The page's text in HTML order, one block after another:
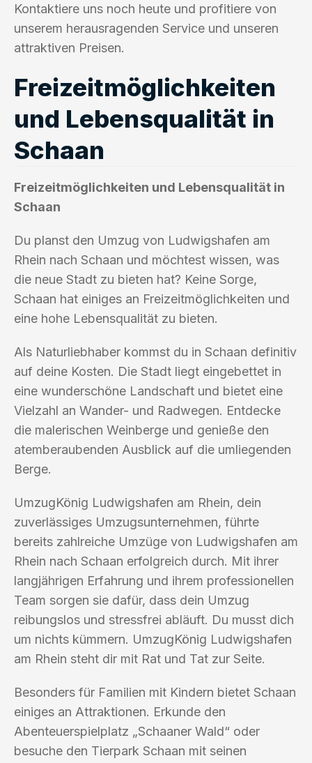
Kontaktiere uns noch heute und profitiere von
unserem herausragenden Service und unseren
attraktiven Preisen.
Freizeitmöglichkeiten
und Lebensqualität in
Schaan
Freizeitmöglichkeiten und Lebensqualität in
Schaan
Du planst den Umzug von Ludwigshafen am
Rhein nach Schaan und möchtest wissen, was
die neue Stadt zu bieten hat? Keine Sorge,
Schaan hat einiges an Freizeitmöglichkeiten und
eine hohe Lebensqualität zu bieten.
Als Naturliebhaber kommst du in Schaan definitiv
auf deine Kosten. Die Stadt liegt eingebettet in
eine wunderschöne Landschaft und bietet eine
Vielzahl an Wander- und Radwegen. Entdecke
die malerischen Weinberge und genieße den
atemberaubenden Ausblick auf die umliegenden
Berge.
UmzugKönig Ludwigshafen am Rhein, dein
zuverlässiges Umzugsunternehmen, führte
bereits zahlreiche Umzüge von Ludwigshafen am
Rhein nach Schaan erfolgreich durch. Mit ihrer
langjährigen Erfahrung und ihrem professionellen
Team sorgen sie dafür, dass dein Umzug
reibungslos und stressfrei abläuft. Du musst dich
um nichts kümmern. UmzugKönig Ludwigshafen
am Rhein steht dir mit Rat und Tat zur Seite.
Besonders für Familien mit Kindern bietet Schaan
einiges an Attraktionen. Erkunde den
Abenteuerspielplatz „Schaaner Wald“ oder
besuche den Tierpark Schaan mit seinen